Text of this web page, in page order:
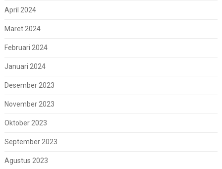
April 2024
Maret 2024
Februari 2024
Januari 2024
Desember 2023
November 2023
Oktober 2023
September 2023
Agustus 2023